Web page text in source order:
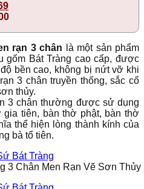
rạn 3 chân là một sản phẩm
gốm Bát Tràng cao cấp, được
bền cao, không bị nứt vỡ khi
3 chân truyền thống, sắc cổ
thủy.
3 chân thường được sử dụng
tiên, bàn thờ phật, bàn thờ
thể hiện lòng thành kính của
bà tổ tiên.
3 Chân Men Rạn Vẽ Sơn Thủy